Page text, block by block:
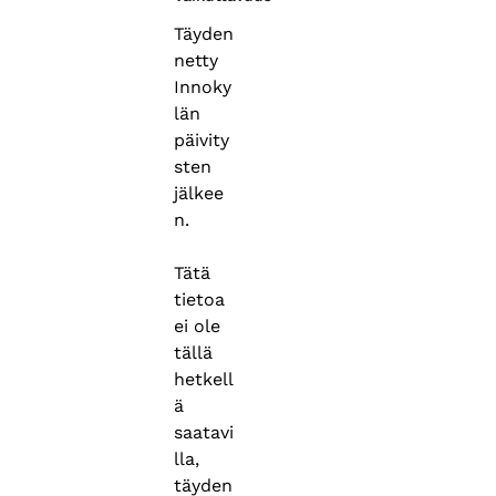
Täyden
netty
Innoky
län
päivity
sten
jälkee
n.
Tätä
tietoa
ei ole
tällä
hetkell
ä
saatavi
lla,
täyden